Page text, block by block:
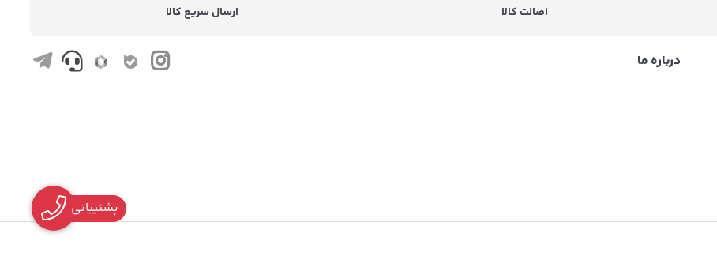
اصالت کالا ارسال سریع کالا
درباره ما
پشتیبانی